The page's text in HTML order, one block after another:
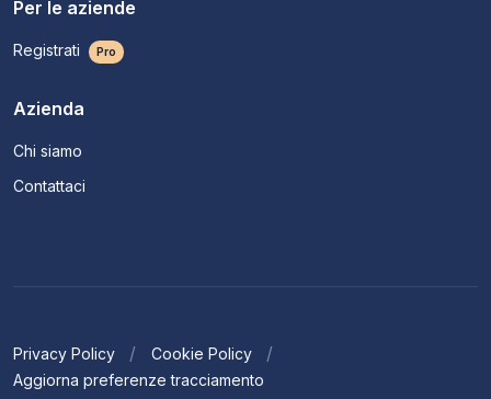
Per le aziende
Registrati Pro
Azienda
Chi siamo
Contattaci
Privacy Policy
Cookie Policy
Aggiorna preferenze tracciamento